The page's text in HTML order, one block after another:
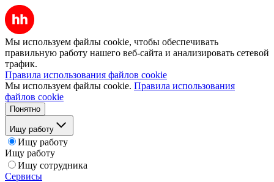
Мы используем файлы cookie, чтобы обеспечивать
правильную работу нашего веб-сайта и анализировать сетевой
трафик.
Правила использования файлов cookie
Мы используем файлы cookie. Правила использования
файлов cookie
Понятно
Ищу работу
Ищу работу
Ищу работу
Ищу сотрудника
Сервисы